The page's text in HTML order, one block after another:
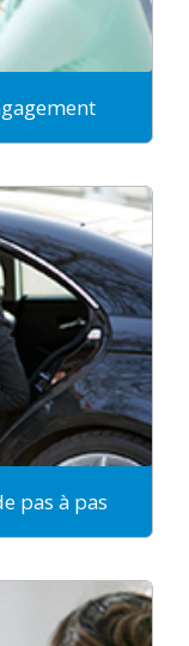
pas à pas